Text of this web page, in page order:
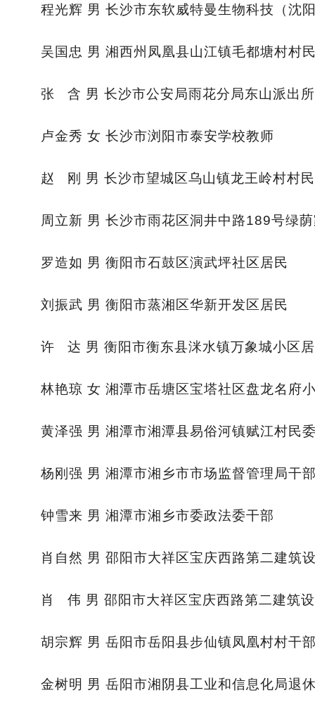
程光辉 男 长沙市东软威特曼生物科技（沈
吴国忠 男 湘西州凤凰县山江镇毛都塘村村
张 含 男 长沙市公安局雨花分局东山派出
卢金秀 女 长沙市浏阳市泰安学校教师
赵 刚 男 长沙市望城区乌山镇龙王岭村村民
周立新 男 长沙市雨花区洞井中路189号绿
罗造如 男 衡阳市石鼓区演武坪社区居民
刘振武 男 衡阳市蒸湘区华新开发区居民
许 达 男 衡阳市衡东县洣水镇万象城小区
林艳琼 女 湘潭市岳塘区宝塔社区盘龙名府
黄泽强 男 湘潭市湘潭县易俗河镇赋江村民
杨刚强 男 湘潭市湘乡市市场监督管理局干
钟雪来 男 湘潭市湘乡市委政法委干部
肖自然 男 邵阳市大祥区宝庆西路第二建筑
肖 伟 男 邵阳市大祥区宝庆西路第二建筑
胡宗辉 男 岳阳市岳阳县步仙镇凤凰村村干
金树明 男 岳阳市湘阴县工业和信息化局退